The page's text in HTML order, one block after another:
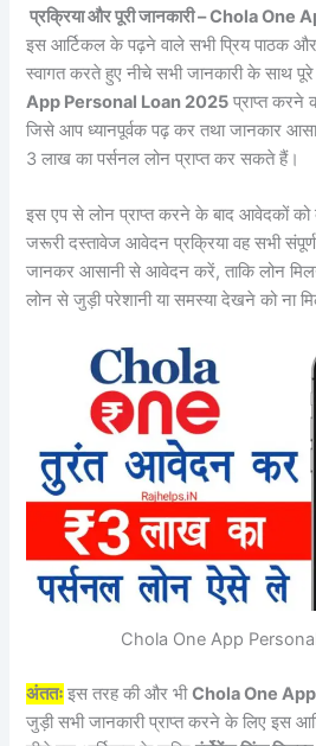
प्रक्रिया और पूरी जानकारी – Chola
इस आर्टिकल के पढ़ने वाले सभी प्रिय पाठक और
स्वागत करते हुए नीचे सभी जानकारी के साथ
App Personal Loan 2025 प्राप्त करने
जिसे आप ध्यानपूर्वक पढ़ कर तथा जानकार
3 लाख का पर्सनल लोन प्राप्त कर सकते हैं।
इस एप से लोन प्राप्त करने के बाद आवेदकों को
जरूरी दस्तावेज आवेदन प्रक्रिया वह सभी
जानकर आसानी से आवेदन करें, ताकि लोन
लोन से जुड़ी परेशानी या समस्या देखने को ना
Chola One App
अंततः इस तरह की और भीChola One
जुड़ी सभी जानकारी प्राप्त करने के लिए इस